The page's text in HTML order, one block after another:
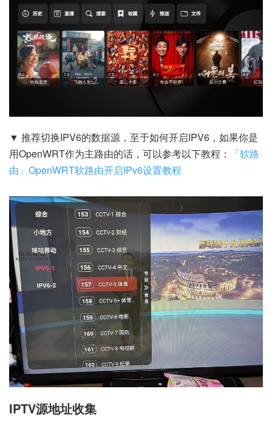
▼ 推荐切换IPV6的数据源，至于如何开启IPV6，如果你是
用OpenWRT作为主路由的话，可以参考以下教程：
「软路
由」OpenWRT软路由开启IPv6设置教程
IPTV源地址收集